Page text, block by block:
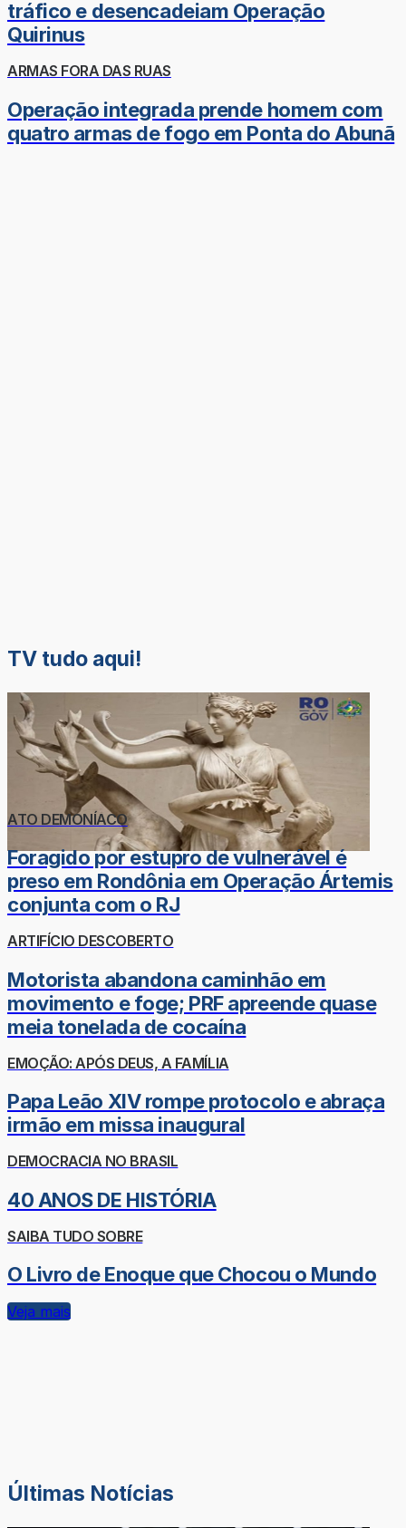
tráfico e desencadeiam Operação
Quirinus
ARMAS FORA DAS RUAS
Operação integrada prende homem com
quatro armas de fogo em Ponta do Abunã
TV tudo aqui!
ATO DEMONÍACO
Foragido por estupro de vulnerável é
preso em Rondônia em Operação Ártemis
conjunta com o RJ
ARTIFÍCIO DESCOBERTO
Motorista abandona caminhão em
movimento e foge; PRF apreende quase
meia tonelada de cocaína
EMOÇÃO: APÓS DEUS, A FAMÍLIA
Papa Leão XIV rompe protocolo e abraça
irmão em missa inaugural
DEMOCRACIA NO BRASIL
40 ANOS DE HISTÓRIA
SAIBA TUDO SOBRE
O Livro de Enoque que Chocou o Mundo
Veja mais
Últimas Notícias